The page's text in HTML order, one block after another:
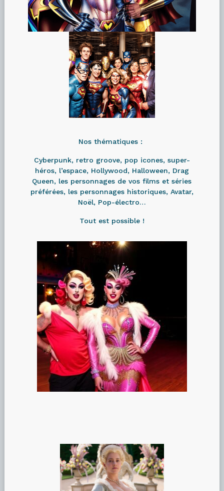
Nos thématiques :
Cyberpunk, retro groove, pop icones, super-
héros, l’espace, Hollywood, Halloween, Drag
Queen, les personnages de vos films et séries
préférées, les personnages historiques, Avatar,
Noël, Pop-électro…
Tout est possible !